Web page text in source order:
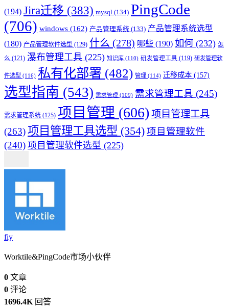
(194) Jira迁移 (383) mysql (134) PingCode
(706) windows (162) 产品管理系统 (133) 产品管理系统选型
(180) 产品管理软件选型 (129) 什么 (278) 哪些 (190) 如何 (232) 怎
么 (121) 瀑布管理工具 (225) 知识库 (110) 研发管理工具 (119) 研发管理软
件选型 (116) 私有化部署 (482) 管理 (114) 迁移成本 (157)
选型指南 (543) 需求管理 (109) 需求管理工具 (245)
需求管理系统 (125) 项目管理 (606) 项目管理工具
(263)项目管理工具选型 (354) 项目管理软件
(240) 项目管理软件选型 (225)
fiy
Worktile&PingCode市场小伙伴
0 文章
0 评论
1696.4K 回答